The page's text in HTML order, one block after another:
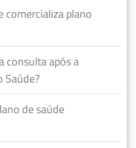
comercializa plano
consulta após a
Saúde?
de saúde